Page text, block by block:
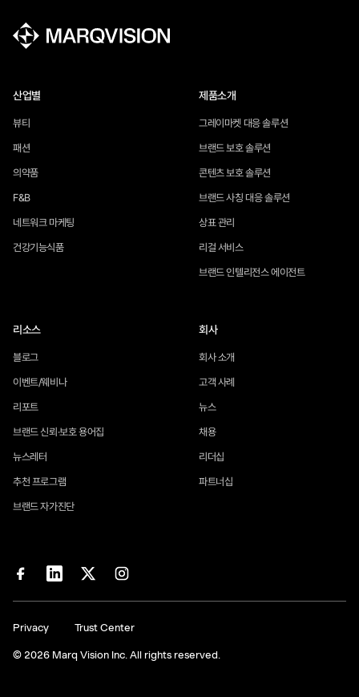
제품소개
그레이마켓 대응 솔루션
브랜드 보호 솔루션
콘텐츠 보호 솔루션
브랜드 사칭 대응 솔루션
상표 관리
리걸 서비스
브랜드 인텔리전스 에이전트
산업별
뷰티
패션
의약품
F&B
네트워크 마케팅
건강기능식품
리소스
블로그
이벤트/웨비나
리포트
브랜드 신뢰·보호 용어집
뉴스레터
추천 프로그램
브랜드 자가진단
회사
회사 소개
고객 사례
뉴스
채용
리더십
파트너십
© 2026 Marq Vision Inc. All rights reserved.
Privacy Trust Center